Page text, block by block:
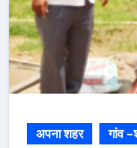
अपना शहर गांव -